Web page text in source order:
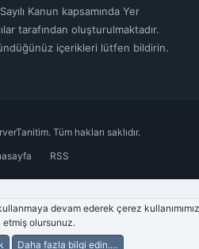
Kanun kapsamında Yer
tarafından oluşturulmaktadır.
içerikleri lütfen bildirin.
Tüm hakları saklıdır.
RSS
devam ederek çerez
etmiş olursunuz.
Daha fazla bilgi edin.…